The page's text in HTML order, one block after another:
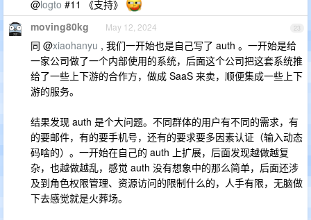
@logto #11 《支持》
23
moving80kg May 12, 2024
同 @xiaohanyu , 我们一开始也是自己写了 auth 。一开始是给
一家公司做了一个内部使用的系统，后面这个公司把这套系统推
给了一些上下游的合作方，做成 SaaS 来卖，顺便集成一些上下
游的服务。
结果发现 auth 是个大问题。不同群体的用户有不同的需求，有
的要邮件，有的要手机号，还有的要求要多因素认证（输入动态
码啥的）。一开始在自己的 auth 上扩展，后面发现越做越复
杂，也越做越乱，感觉 auth 没有想象中的那么简单，后面还涉
及到角色权限管理、资源访问的限制什么的，人手有限，无脑做
下去感觉就是火葬场。